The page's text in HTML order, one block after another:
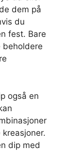
dem på
du
fest. Bare
beholdere
også en
dip med